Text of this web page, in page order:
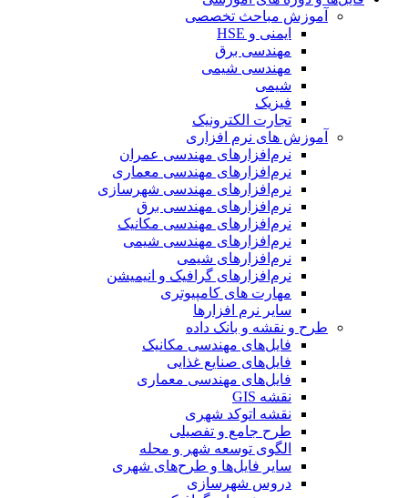
آموزش مباحث تخصصی
ایمنی و HSE
مهندسی برق
مهندسی شیمی
شیمی
فیزیک
تجارت الکترونیک
آموزش های نرم افزاری
نرم‌افزارهای مهندسی عمران
نرم‌افزارهای مهندسی معماری
نرم‌افزارهای مهندسی شهرسازی
نرم‌افزارهای مهندسی برق
نرم‌افزارهای مهندسی مکانیک
نرم‌افزارهای مهندسی شیمی
نرم‌افزارهای شیمی
نرم‌افزارهای گرافیک و انیمیشن
مهارت های کامپیوتری
سایر نرم افزارها
طرح و نقشه و بانک داده
فایل‌های مهندسی مکانیک
فایل‌های صنایع غذایی
فایل‌های مهندسی معماری
نقشه GIS
نقشه اتوکد شهری
طرح جامع و تفصیلی
الگوی توسعه شهر و محله
سایر فایل‌ها و طرح‌های شهری
دروس شهرسازی